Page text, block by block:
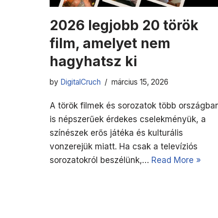
2026 legjobb 20 török
film, amelyet nem
hagyhatsz ki
by DigitalCruch március 15, 2026
A török filmek és sorozatok több
is népszerűek érdekes cselekményük, a
színészek erős játéka és kulturális
vonzerejük miatt. Ha csak a televíziós
sorozatokról beszélünk,… Read More »